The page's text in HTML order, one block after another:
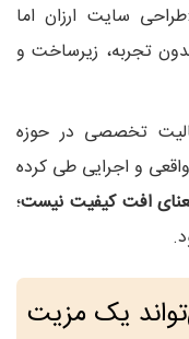
سایت ارزان اما
تجربه، زیرساخت و
تخصصی در حوزه
و اجرایی طی کرده
افت کیفیت نیست؛
یک مزیت